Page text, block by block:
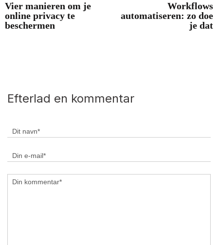
Vier manieren om je
online privacy te
beschermen
Workflows
automatiseren: zo doe
je dat
Efterlad en kommentar